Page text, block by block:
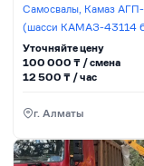
Самосвалы, Камаз
(шасси KАМАЗ-43114
Уточняйте цену
100 000 ₸ / сменa
12 500 ₸ / час
г. Алматы